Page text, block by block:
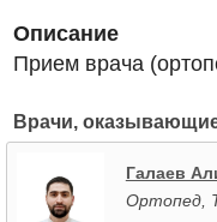
Описание
Прием врача
Врачи,
Галаев
Ортопед,